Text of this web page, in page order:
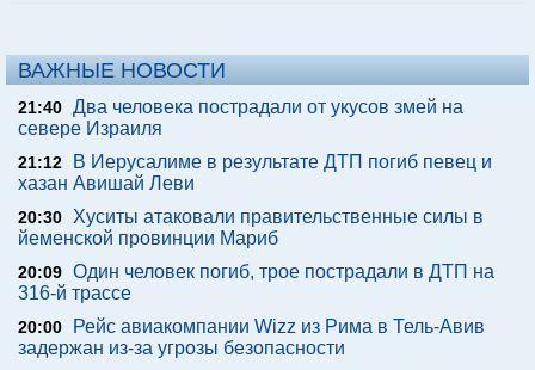
ВАЖНЫЕ НОВОСТИ
21:40 Два человека пострадали от укусов змей на
севере Израиля
21:12
В Иерусалиме в результате ДТП погиб певец и
хазан Авишай Леви
20:30 Хуситы атаковали правительственные силы в
йеменской провинции Мариб
20:09 Один человек погиб, трое пострадали в ДТП на
316-й трассе
20:00
Рейс авиакомпании Wizz из Рима в Тель-Авив
задержан из-за угрозы безопасности